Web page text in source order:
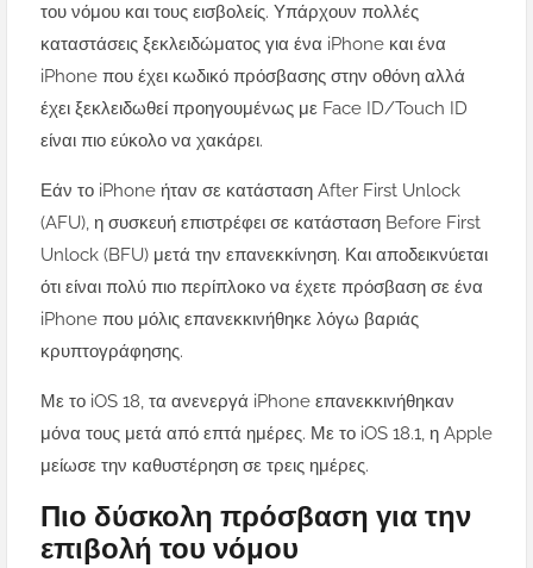
του νόμου και τους εισβολείς. Υπάρχουν πολλές
καταστάσεις ξεκλειδώματος για ένα iPhone και ένα
iPhone που έχει κωδικό πρόσβασης στην οθόνη αλλά
έχει ξεκλειδωθεί προηγουμένως με Face ID/Touch ID
είναι πιο εύκολο να χακάρει.
Εάν το iPhone ήταν σε κατάσταση After First Unlock
(AFU), η συσκευή επιστρέφει σε κατάσταση Before First
Unlock (BFU) μετά την επανεκκίνηση. Και αποδεικνύεται
ότι είναι πολύ πιο περίπλοκο να έχετε πρόσβαση σε ένα
iPhone που μόλις επανεκκινήθηκε λόγω βαριάς
κρυπτογράφησης.
Με το iOS 18, τα ανενεργά iPhone επανεκκινήθηκαν
μόνα τους μετά από επτά ημέρες. Με το iOS 18.1, η Apple
μείωσε την καθυστέρηση σε τρεις ημέρες.
Πιο δύσκολη πρόσβαση για την
επιβολή του νόμου